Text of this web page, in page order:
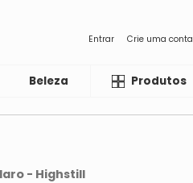
Entrar Crie uma conta
Beleza LiquidaProdutos
- Highstill